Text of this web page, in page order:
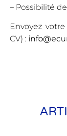
– Possibilité
Envoyez
CV) :